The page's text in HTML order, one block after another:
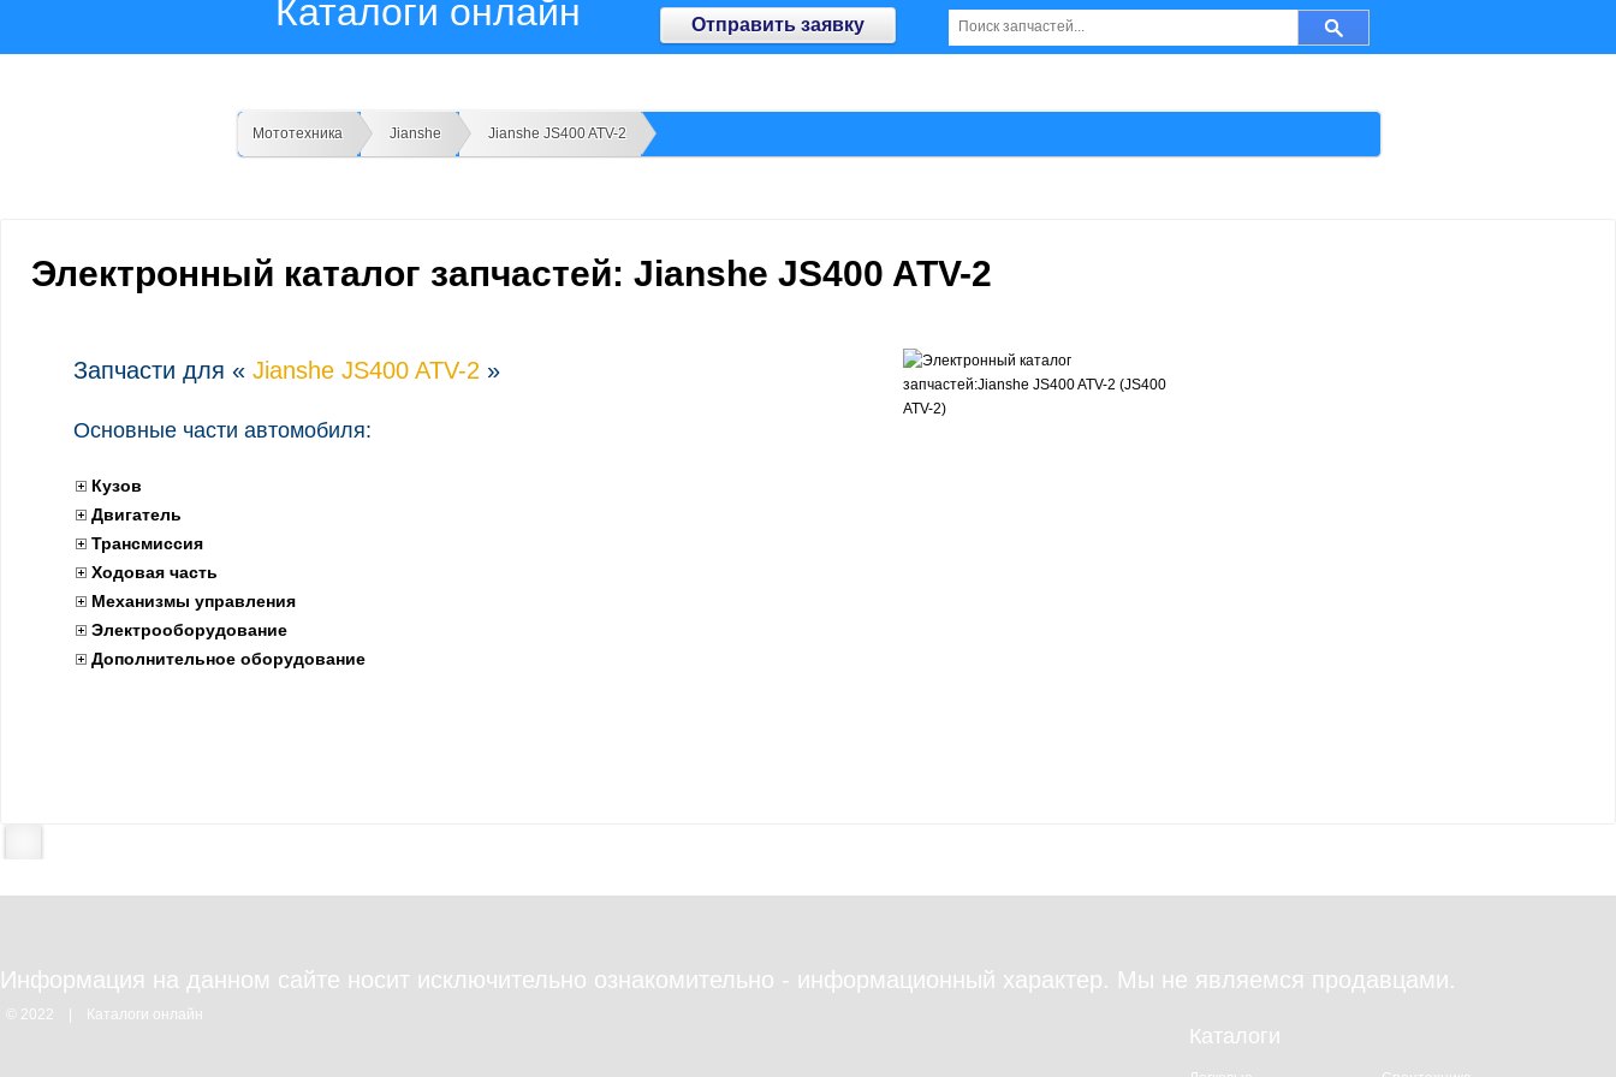
Каталоги онлайн Отправить заявку
Мототехника Jianshe Jianshe JS400 ATV-2
Электронный каталог запчастей: Jianshe JS400 ATV-2
Запчасти для « Jianshe JS400 ATV-2 »
Основные части автомобиля:
Кузов
Двигатель
Трансмиссия
Ходовая часть
Механизмы управления
Электрооборудование
Дополнительное оборудование
Информация на данном сайте носит исключительно ознакомительно - информационный характер. Мы не являемся продавцами.
© 2022 | Каталоги онлайн
Каталоги